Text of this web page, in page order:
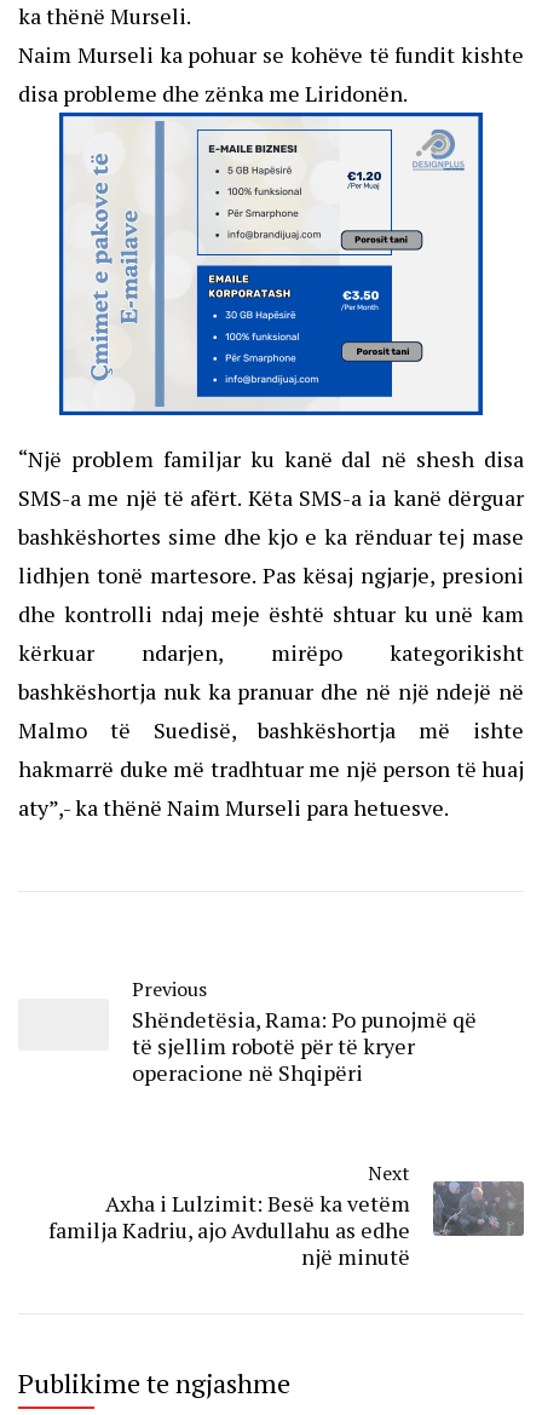
ka thënë Murseli.
Naim Murseli ka pohuar se kohëve të fundit kishte
disa probleme dhe zënka me Liridonën.
“Një problem familjar ku kanë dal në shesh disa
SMS-a me një të afërt. Këta SMS-a ia kanë dërguar
bashkëshortes sime dhe kjo e ka rënduar tej mase
lidhjen tonë martesore. Pas kësaj ngjarje, presioni
dhe kontrolli ndaj meje është shtuar ku unë kam
kërkuar ndarjen, mirëpo kategorikisht
bashkëshortja nuk ka pranuar dhe në një ndejë në
Malmo të Suedisë, bashkëshortja më ishte
hakmarrë duke më tradhtuar me një person të huaj
aty”,- ka thënë Naim Murseli para hetuesve.
Previous
Shëndetësia, Rama: Po punojmë që
të sjellim robotë për të kryer
operacione në Shqipëri
Next
Axha i Lulzimit: Besë ka vetëm
familja Kadriu, ajo Avdullahu as edhe
një minutë
Publikime te ngjashme